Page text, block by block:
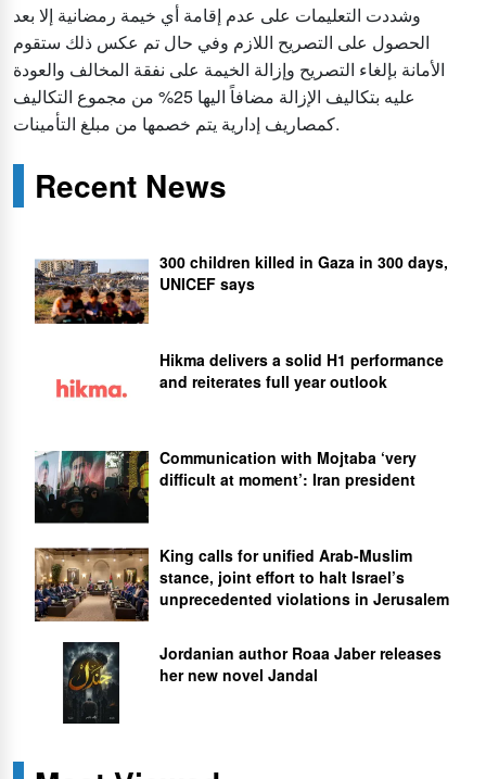
وشددت التعليمات على عدم إقامة أي خيمة رمضانية إلا بعد
الحصول على التصريح اللازم وفي حال تم عكس ذلك ستقوم
الأمانة بإلغاء التصريح وإزالة الخيمة على نفقة المخالف والعودة
عليه بتكاليف الإزالة مضافاً اليها 25% من مجموع التكاليف
كمصاريف إدارية يتم خصمها من مبلغ التأمينات.
Recent News
300 children killed in Gaza in 300 days,
UNICEF says
Hikma delivers a solid H1 performance
and reiterates full year outlook
Communication with Mojtaba ‘very
difficult at moment’: Iran president
King calls for unified Arab-Muslim
stance, joint effort to halt Israel’s
unprecedented violations in Jerusalem
Jordanian author Roaa Jaber releases
her new novel Jandal